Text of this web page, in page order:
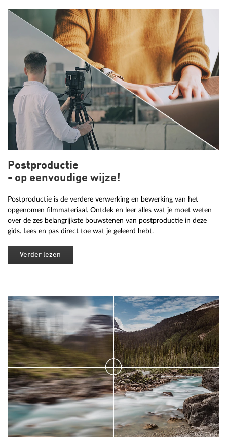
Postproductie
- op eenvoudige wijze!
Postproductie is de verdere verwerking en bewerking van het
opgenomen filmmateriaal. Ontdek en leer alles wat je moet weten
over de zes belangrijkste bouwstenen van postproductie in deze
gids. Lees en pas direct toe wat je geleerd hebt.
Verder lezen